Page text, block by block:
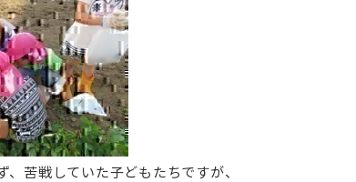
苦戦していた子どもたちですが、